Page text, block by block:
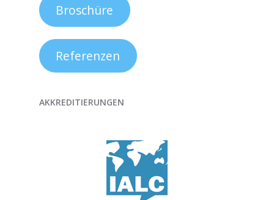
Broschüre
Referenzen
AKKREDITIERUNGEN